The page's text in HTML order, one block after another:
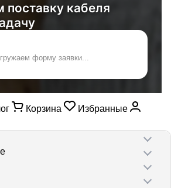
поставку кабеля
форму заявки...
Корзина
Избранные